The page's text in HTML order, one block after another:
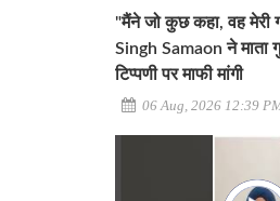
"मैंने जो कुछ कहा, वह मेरी
Singh Samaon ने माता
टिप्पणी पर माफी मांगी
06 Aug, 2026 12:39